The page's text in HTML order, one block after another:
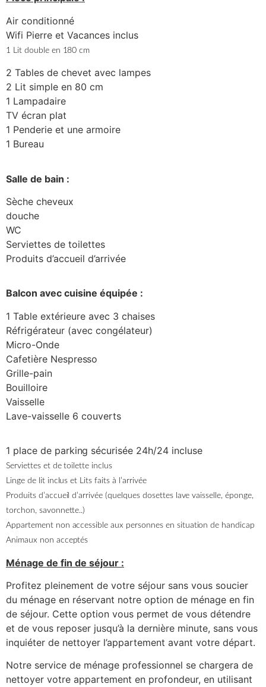
Air conditionné
Wifi Pierre et Vacances inclus
1 Lit double en 180 cm
2 Tables de chevet avec lampes
2 Lit simple en 80 cm
1 Lampadaire
TV écran plat
1 Penderie et une armoire
1 Bureau
Salle de bain :
Sèche cheveux
douche
WC
Serviettes de toilettes
Produits d’accueil d’arrivée
Balcon avec cuisine équipée :
1 Table extérieure avec 3 chaises
Réfrigérateur (avec congélateur)
Micro-Onde
Cafetière Nespresso
Grille-pain
Bouilloire
Vaisselle
Lave-vaisselle 6 couverts
1 place de parking sécurisée 24h/24 incluse
Serviettes et de toilette inclus
Linge de lit inclus et Lits faits à l’arrivée
Produits d’accueil d’arrivée (quelques dosettes lave vaisselle, éponge,
torchon, savonnette..)
Appartement non accessible aux personnes en situation de handicap
Animaux non acceptés
Ménage de fin de séjour :
Profitez pleinement de votre séjour sans vous soucier
du ménage en réservant notre option de ménage en fin
de séjour. Cette option vous permet de vous détendre
et de vous reposer jusqu’à la dernière minute, sans vous
inquiéter de nettoyer l’appartement avant votre départ.
Notre service de ménage professionnel se chargera de
nettoyer votre appartement en profondeur, en utilisant